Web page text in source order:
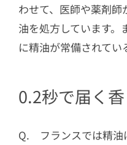
わせて、医師や薬剤
油を処方しています。
に精油が常備されてい
0.2秒で届く
Q. フランスでは精油